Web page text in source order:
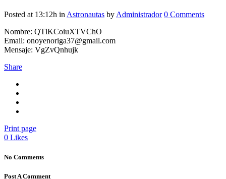
Posted at 13:12h in Astronautas by Administrador 0 Comments
Nombre: QTlKCoiuXTVChO
Email: onoyenoriga37@gmail.com
Mensaje: VgZvQnhujk
Share
Print page
0 Likes
No Comments
Post A Comment